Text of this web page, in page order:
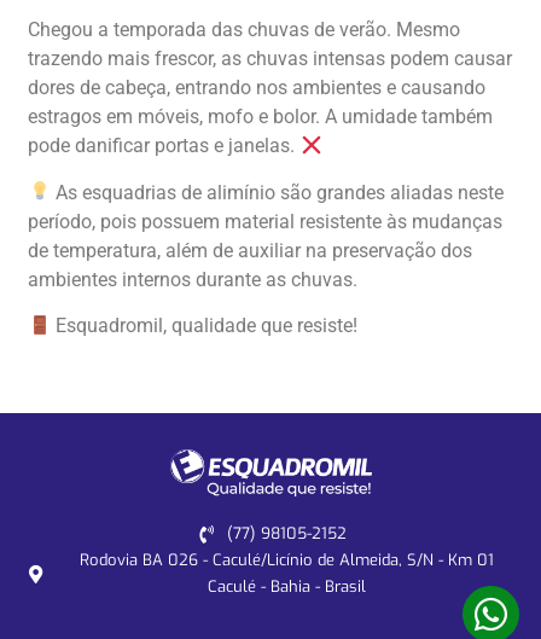
Chegou a temporada das chuvas de verão. Mesmo
trazendo mais frescor, as chuvas intensas podem causar
dores de cabeça, entrando nos ambientes e causando
estragos em móveis, mofo e bolor. A umidade também
pode danificar portas e janelas.
As esquadrias de alimínio são grandes aliadas neste
período, pois possuem material resistente às mudanças
de temperatura, além de auxiliar na preservação dos
ambientes internos durante as chuvas.
Esquadromil, qualidade que resiste!
(77) 98105-2152
Rodovia BA 026 - Caculé/Licínio de Almeida, S/N - Km 01
Caculé - Bahia - Brasil